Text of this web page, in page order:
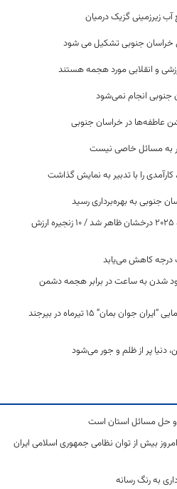
آب زیرزمینی گزیک درمیان
جنوبی تشکیل می شود
و انقلابی مورد هجمه هستند
جنوبی انجام نمی‌شود
به مسائل خاصی نیست
غرفه خراسان جنوبی در ایران اکسپو ۲۰۲۵ درخشان ظاهر شد / ۱۰ زنجیره ارزش
درجه کاهش می‌یابد
شدن به ساعت در برابر هجمه دشمن
اختتامیه اولین جشنواره هنری سینمایی “ایران جوان بمان” ۱۵ تیرماه در بیرجند
دنیا پر از ظلم و جور می‌شود
و حل مسائل استان است
بیش از توان نظامی جمهوری اسلامی ایران
به رنگ رسانه